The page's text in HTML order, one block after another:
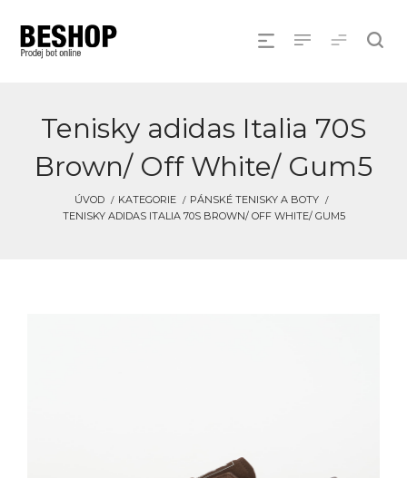
Tenisky adidas Italia 70S
Brown/ Off White/ Gum5
ÚVOD KATEGORIE
PÁNSKÉ TENISKY A BOTY
TENISKY ADIDAS ITALIA 70S BROWN/ OFF WHITE/ GUM5